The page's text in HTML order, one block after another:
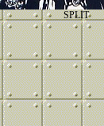
SPLIT